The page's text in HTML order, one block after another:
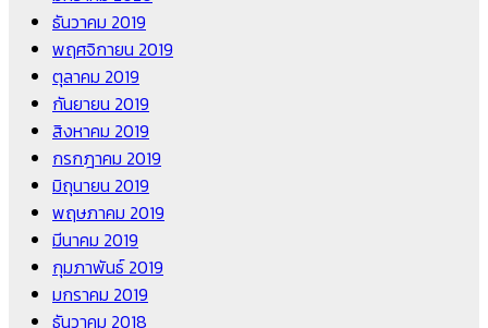
ธันวาคม 2019
พฤศจิกายน 2019
ตุลาคม 2019
กันยายน 2019
สิงหาคม 2019
กรกฎาคม 2019
มิถุนายน 2019
พฤษภาคม 2019
มีนาคม 2019
กุมภาพันธ์ 2019
มกราคม 2019
ธันวาคม 2018